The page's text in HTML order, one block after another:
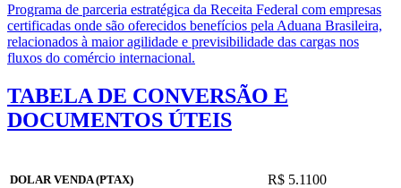
Programa de parceria estratégica da Receita Federal com empresas
certificadas onde são oferecidos benefícios pela Aduana Brasileira,
relacionados à maior agilidade e previsibilidade das cargas nos
fluxos do comércio internacional.
TABELA DE CONVERSÃO E
DOCUMENTOS ÚTEIS
DOLAR VENDA (PTAX) R$ 5.1100